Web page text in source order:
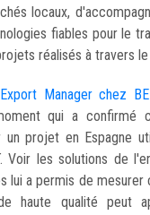
locaux,
fiables pour le
réalisés à travers le
Manager chez
qui a confirmé
projet en Espagne
Voir les solutions de
lui a permis de mesurer
haute qualité peut